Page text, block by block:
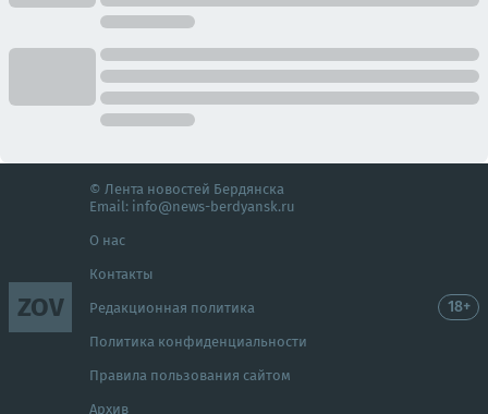
ZOV
© Лента новостей Бердянска
Email: info@news-berdyansk.ru
О нас
Контакты
Редакционная политика
Политика конфиденциальности
Правила пользования сайтом
Архив
18+